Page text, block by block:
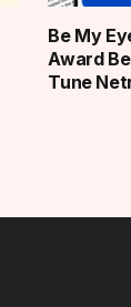
Be My
Award
Tune